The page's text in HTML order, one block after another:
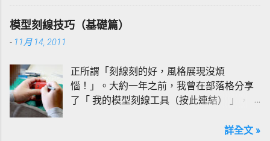
所以我跟大家一樣還在追尋安全的滲墨線方
而推崇「打火機油」甚至是「松香水
（驚！）」，既然有人建議想必應該不錯用
吧！？真的好用嗎？真金不怕火煉，好不好
模型刻線技巧（基礎篇）
- 11月 14, 2011
正所謂「刻線刻的好，風格展現沒煩
惱！」。大約一年之前，我曾在部落格分享
了「 我的模型刻線工具（按此連結） 」，而
分享我的刻線方式與一些小技巧。以我而
詳全文 »